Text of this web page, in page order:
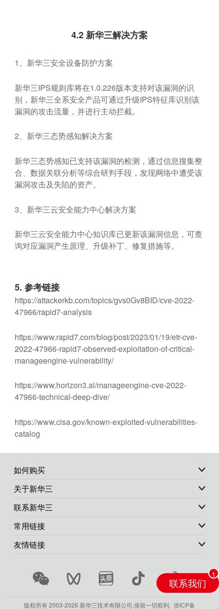
4.2新华三解决方案
1、新华三安全设备防护方案
新华三IPS规则库将在1.0.226版本支持对该漏洞的识
别，新华三全系安全产品可通过升级IPS特征库识别该
漏洞的攻击流量，并进行主动拦截。
2、新华三态势感知解决方案
新华三态势感知已支持该漏洞的检测，通过信息搜集整
合、数据关联分析等综合研判手段，发现网络中遭受该
漏洞攻击及失陷的资产。
3、新华三云安全能力中心解决方案
新华三云安全能力中心知识库已更新该漏洞信息，可查
询对应漏洞产生原理、升级补丁、修复措施等。
5. 参考链接
https://attackerkb.com/topics/gvs0Gv8BID/cve-2022-
47966/rapid7-analysis
https://www.rapid7.com/blog/post/2023/01/19/etr-cve-
2022-47966-rapid7-observed-exploitation-of-critical-
manageengine-vulnerability/
https://www.horizon3.ai/manageengine-cve-2022-
47966-technical-deep-dive/
https://www.cisa.gov/known-exploited-vulnerabilities-
catalog
如何购买
关于新华三
联系新华三
常用链接
友情链接
版权所有 2003-2026 新华三技术有限公司.保留一切权利. 浙ICP备
联系我们